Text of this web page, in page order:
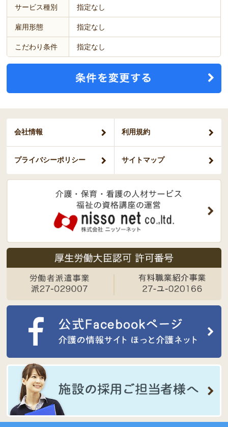
サービス種別 指定なし
雇用形態 指定なし
こだわり条件 指定なし
会社情報 利用規約
プライバシーポリシー サイトマップ